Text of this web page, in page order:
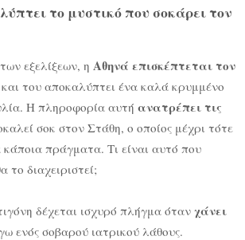
το μυστικό που σοκάρει τον
εξελίξεων, η Αθηνά επισκέπτεται τον
του αποκαλύπτει ένα καλά κρυμμένο
Η πληροφορία αυτή ανατρέπει τις
σοκ στον Στάθη, ο οποίος μέχρι τότε
πράγματα. Τι είναι αυτό που
το διαχειριστεί;
δέχεται ισχυρό πλήγμα όταν χάνει
ενός σοβαρού ιατρικού λάθους.